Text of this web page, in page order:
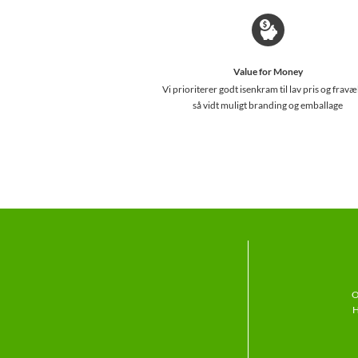
Value for Money
Vi prioriterer godt isenkram til lav pris og
så vidt muligt branding og emballage